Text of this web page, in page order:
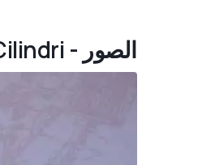
الصور - Ferrari 12Cilindri مصمم حسب الطلب